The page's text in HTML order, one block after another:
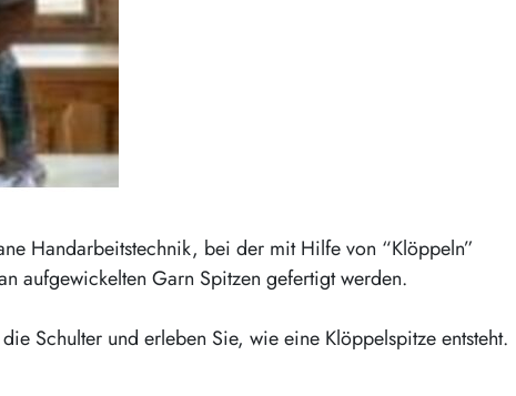
Handarbeitstechnik, bei der mit Hilfe von “Klöppeln”
aufgewickelten Garn Spitzen gefertigt werden.
Schulter und erleben Sie, wie eine Klöppelspitze entsteht.